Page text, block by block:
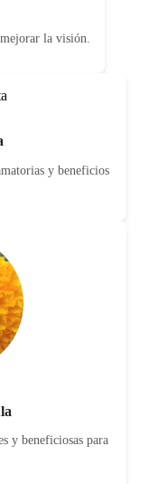
la visión.
y beneficios
y beneficiosas para